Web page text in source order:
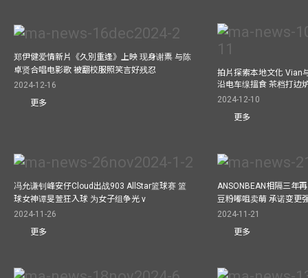
郑伊健爱情新片《久別重逢》上映 现身谢票 与陈
卓贤合唱电影歌 被翻校服照笑言好残忍
2024-12-16
更多
拍片探索本地文化 Vian
沿电车缐搵食 茶档打边
2024-12-10
更多
冯允谦钊峰安仔Cloud出战903 AllStar篮球赛 篮
球女神谭旻萱狂入球 为女子组争光 v
2024-11-26
更多
ANSONBEAN相隔三年
豆粉嘟咀卖萌 承诺变更
2024-11-21
更多